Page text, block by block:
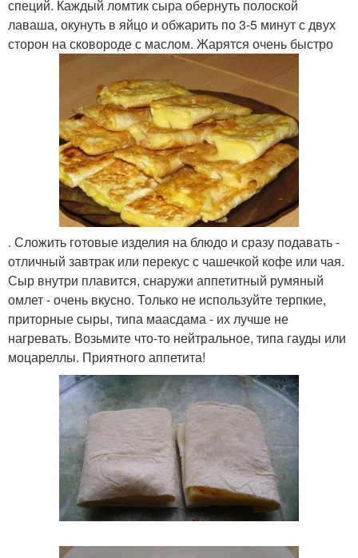
специй. Каждый ломтик сыра обернуть полоской
лаваша, окунуть в яйцо и обжарить по 3-5 минут с двух
сторон на сковороде с маслом. Жарятся очень быстро
. Сложить готовые изделия на блюдо и сразу подавать -
отличный завтрак или перекус с чашечкой кофе или чая.
Сыр внутри плавится, снаружи аппетитный румяный
омлет - очень вкусно. Только не используйте терпкие,
приторные сыры, типа маасдама - их лучше не
нагревать. Возьмите что-то нейтральное, типа гауды или
моцареллы. Приятного аппетита!